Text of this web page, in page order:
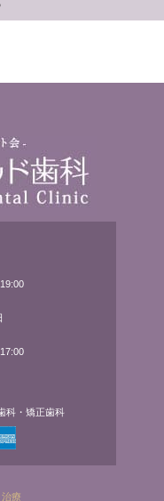
科・矯正歯科
療